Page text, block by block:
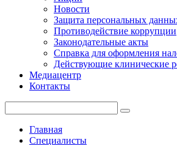
Новости
Защита персональных
Противодействие коррупции
Законодательные акты
Справка для оформления
Действующие клинические
Медиацентр
Контакты
Главная
Специалисты